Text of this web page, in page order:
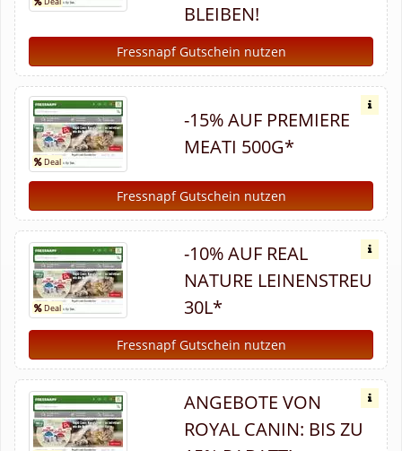
BLEIBEN!
Fressnapf Gutschein nutzen
-15% AUF PREMIERE
MEATI 500G*
Fressnapf Gutschein nutzen
-10% AUF REAL
NATURE LEINENSTREU
30L*
Fressnapf Gutschein nutzen
ANGEBOTE VON
ROYAL CANIN: BIS ZU